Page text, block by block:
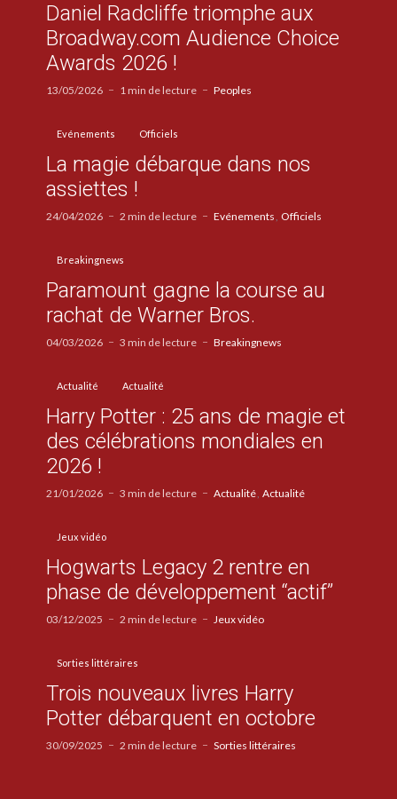
Daniel Radcliffe triomphe aux
Broadway.com Audience Choice
Awards 2026 !
13/05/2026 1 min de lecture Peoples
Evénements Officiels
La magie débarque dans nos
assiettes !
24/04/2026 2 min de lecture Evénements Officiels
Breakingnews
Paramount gagne la course au
rachat de Warner Bros.
04/03/2026 3 min de lecture Breakingnews
Actualité Actualité
Harry Potter : 25 ans de magie et
des célébrations mondiales en
2026 !
21/01/2026 3 min de lecture Actualité Actualité
Jeux vidéo
Hogwarts Legacy 2 rentre en
phase de développement “actif”
03/12/2025 2 min de lecture Jeux vidéo
Sorties littéraires
Trois nouveaux livres Harry
Potter débarquent en octobre
30/09/2025 2 min de lecture Sorties littéraires